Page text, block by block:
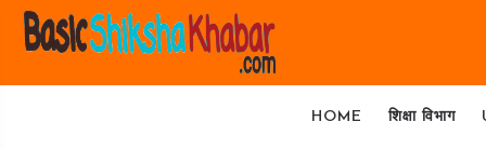
HOME शिक्षा विभाग